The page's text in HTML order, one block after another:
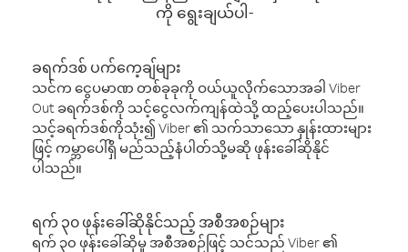
ကို ရွေးချယ်ပါ-
ခရက်ဒစ် ပက်ကေ့ချ်များ
သင်က ငွေပမာဏ တစ်ခုခုကို ဝယ်ယူလိုက်သောအခါ Viber
Out ခရက်ဒစ်ကို သင့်ငွေလက်ကျန်ထဲသို့ ထည့်ပေးပါသည်။
သင့်ခရက်ဒစ်ကိုသုံး၍ Viber ၏ သက်သာသော နှုန်းထားများ
ဖြင့် ကမ္ဘာပေါ်ရှိ မည်သည့်နံပါတ်သို့မဆို ဖုန်းခေါ်ဆိုနိုင်
ပါသည်။
ရက် ၃၀ ဖုန်းခေါ်ဆိုနိုင်သည့် အစီအစဉ်များ
ရက် ၃၀ ဖုန်းခေါ်ဆိုမှု အစီအစဉ်ဖြင့် သင်သည် Viber ၏